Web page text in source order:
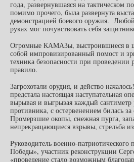
года, развернувшаяся на тактическом
помимо прочего, была развернута
демонстрацией боевого оружия.
руках мог почувствовать себя
Огромные КАМАЗы, выстроившиеся в
собой импровизированный помост и
техника безопасности при проведении
правило.
Загрохотали орудия, и действо
предстала настоящая наступательная
вырывая и выгрызая каждый
противника, с остервенением билась
Промерзшие окопы, снежная пурга,
непрекращающиеся взрывы, стрельба
Руководитель военно-патриотического
Победы», участник реконструкции
«проведение стало возможным